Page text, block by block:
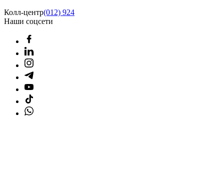
Колл-центр(012) 924
Наши соцсети